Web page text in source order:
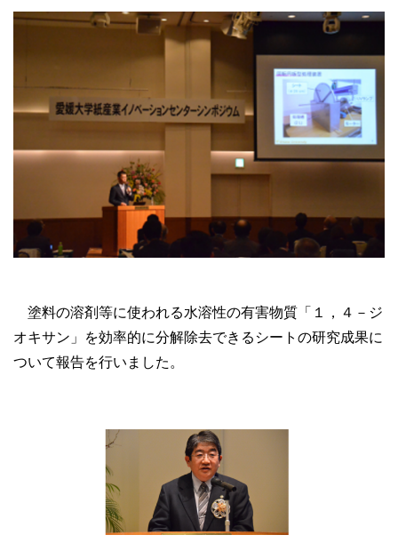
塗料の溶剤等に使われる水溶性の有害物質「１，４－ジ
オキサン」を効率的に分解除去できるシートの研究成果に
ついて報告を行いました。